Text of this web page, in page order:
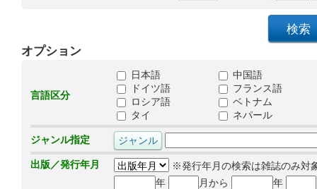
オプション
言語区分
日本語
中国語
ドイツ語
フランス語
ロシア語
ベトナム
タイ
ネパール
ジャンル指定
出版／発行年月
※発行年月の検索は雑誌のみ対
年
月から 年